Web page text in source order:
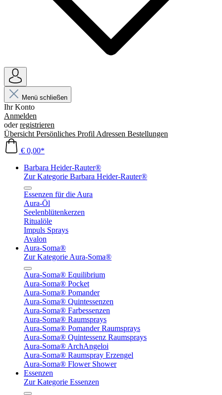
Menü schließen
Ihr Konto
Anmelden
oderregistrieren
Übersicht Persönliches Profil Adressen Bestellungen
€ 0,00*
Barbara Heider-Rauter®
Zur Kategorie Barbara Heider-Rauter®
Essenzen für die Aura
Aura-Öl
Seelenblütenkerzen
Ritualöle
Impuls Sprays
Avalon
Aura-Soma®
Zur Kategorie Aura-Soma®
Aura-Soma® Equilibrium
Aura-Soma® Pocket
Aura-Soma® Pomander
Aura-Soma® Quintessenzen
Aura-Soma® Farbessenzen
Aura-Soma® Raumsprays
Aura-Soma® Pomander Raumsprays
Aura-Soma® Quintessenz Raumsprays
Aura-Soma® ArchAngeloi
Aura-Soma® Raumspray Erzengel
Aura-Soma® Flower Shower
Essenzen
Zur Kategorie Essenzen